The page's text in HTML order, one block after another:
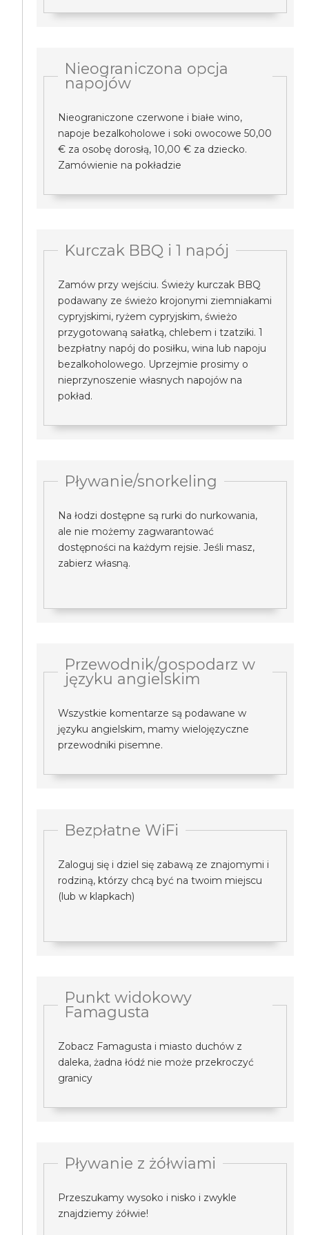
Nieograniczona opcja
napojów
Nieograniczone czerwone i białe wino,
napoje bezalkoholowe i soki owocowe 50,00
€ za osobę dorosłą, 10,00 € za dziecko.
Zamówienie na pokładzie
Kurczak BBQ i 1 napój
Zamów przy wejściu. Świeży kurczak BBQ
podawany ze świeżo krojonymi ziemniakami
cypryjskimi, ryżem cypryjskim, świeżo
przygotowaną sałatką, chlebem i tzatziki. 1
bezpłatny napój do posiłku, wina lub napoju
bezalkoholowego. Uprzejmie prosimy o
nieprzynoszenie własnych napojów na
pokład.
Pływanie/snorkeling
Na łodzi dostępne są rurki do nurkowania,
ale nie możemy zagwarantować
dostępności na każdym rejsie. Jeśli masz,
zabierz własną.
Przewodnik/gospodarz w
języku angielskim
Wszystkie komentarze są podawane w
języku angielskim, mamy wielojęzyczne
przewodniki pisemne.
Bezpłatne WiFi
Zaloguj się i dziel się zabawą ze znajomymi i
rodziną, którzy chcą być na twoim miejscu
(lub w klapkach)
Punkt widokowy
Famagusta
Zobacz Famagusta i miasto duchów z
daleka, żadna łódź nie może przekroczyć
granicy
Pływanie z żółwiami
Przeszukamy wysoko i nisko i zwykle
znajdziemy żółwie!